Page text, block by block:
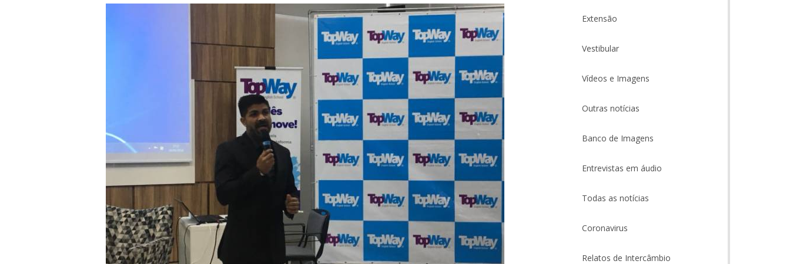
Extensão
Vestibular
Vídeos e Imagens
Outras notícias
Banco de Imagens
Entrevistas em áudio
Todas as notícias
Coronavirus
Relatos de Intercâmbio